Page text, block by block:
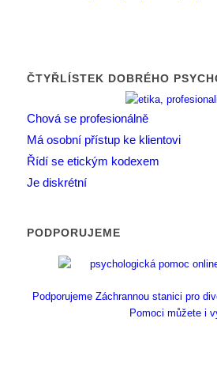
ČTYŘLÍSTEK DOBRÉHO
Chová se profesionálně
Má osobní přístup ke klientovi
Řídí se etickým kodexem
Je diskrétní
PODPORUJEME
Podporujeme Záchrannou stanici pro
Pomoci můžete i